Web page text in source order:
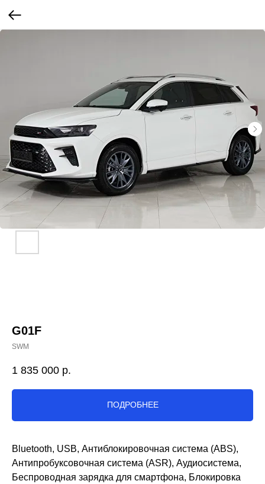
G01F
SWM
1 835 000 р.
ПОДРОБНЕЕ
Bluetooth, USB, Антиблокировочная система (ABS),
Антипробуксовочная система (ASR), Аудиосистема,
Беспроводная зарядка для смартфона, Блокировка